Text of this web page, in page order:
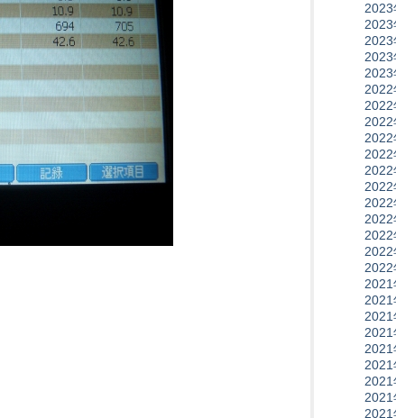
2023
2023
2023
2023
2023
2022
2022
2022
2022
2022
2022
2022
2022
2022
2022
2022
2022
2021
2021
2021
2021
2021
2021
2021
2021
2021